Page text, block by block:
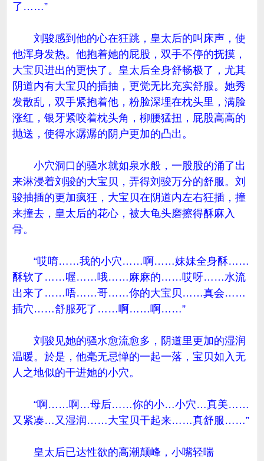
了……”
刘骏感到他的心在狂跳，皇太后的叫床声，使
他浑身发热。他抱着她的屁股，双手不停的抚摸，
大宝贝进出的更快了。皇太后全身舒畅极了，尤其
阴道内有大宝贝的插抽，更觉无比充实舒服。她秀
发散乱，双手紧抱着他，粉脸深埋在枕头里，满脸
涨红，银牙紧咬着枕头角，柳腰猛扭，屁股高高的
抛送，使得水潺潺的阴户更加的凸出。
小穴洞口的骚水就如泉水般，一股股的涌了出
来淋浸着刘骏的大宝贝，弄得刘骏万分的舒服。刘
骏抽插的更加疯狂，大宝贝在阴道内左右狂插，撞
来撞去，皇太后的花心，被大龟头磨擦得酥麻入
骨。
“哎唷……我的小穴……啊……妹妹全身酥……
酥软了……喔……哦……麻麻的……哎呀……水流
出来了……唔……哥……你的大宝贝……真会……
插穴……舒服死了……啊……啊……”
刘骏见她的骚水愈流愈多，阴道里更加的湿润
温暖。於是，他毫无忌惮的一起一落，宝贝如入无
人之地似的干进她的小穴。
“啊……啊…母后……你的小…小穴…真美……
又紧凑…又湿润……大宝贝干起来……真舒服……”
皇太后已达性欲的高潮颠峰，小嘴轻喘